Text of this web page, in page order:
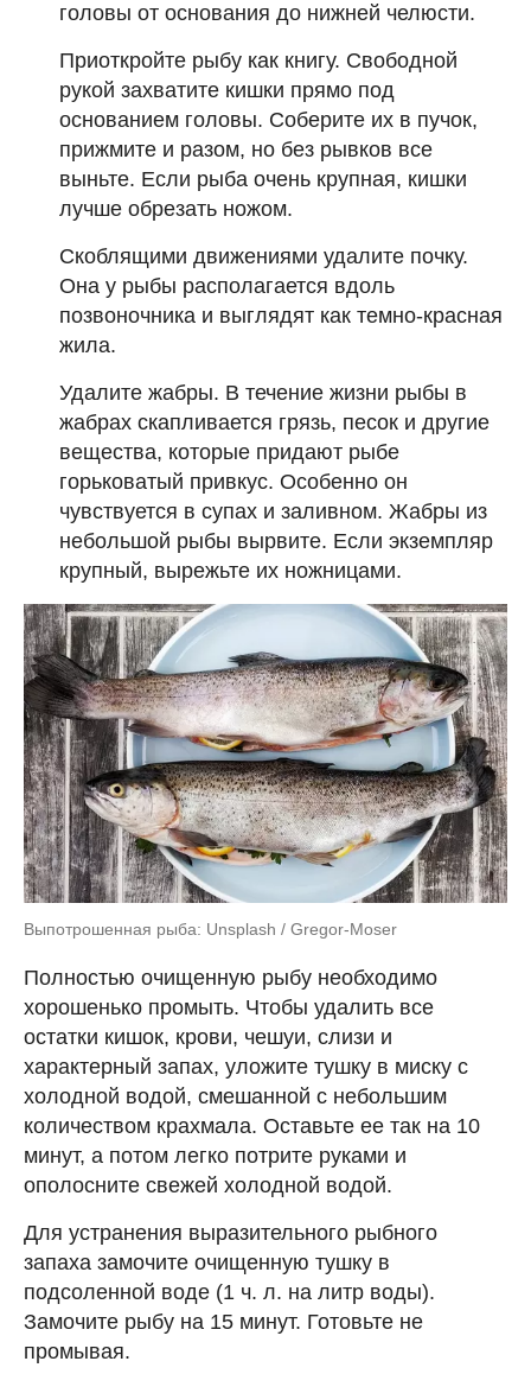
головы от основания до нижней челюсти.
Приоткройте рыбу как книгу. Свободной
рукой захватите кишки прямо под
основанием головы. Соберите их в пучок,
прижмите и разом, но без рывков все
выньте. Если рыба очень крупная, кишки
лучше обрезать ножом.
Скоблящими движениями удалите почку.
Она у рыбы располагается вдоль
позвоночника и выглядят как темно-красная
жила.
Удалите жабры. В течение жизни рыбы в
жабрах скапливается грязь, песок и другие
вещества, которые придают рыбе
горьковатый привкус. Особенно он
чувствуется в супах и заливном. Жабры из
небольшой рыбы вырвите. Если экземпляр
крупный, вырежьте их ножницами.
Выпотрошенная рыба: Unsplash / Gregor-Moser
Полностью очищенную рыбу необходимо
хорошенько промыть. Чтобы удалить все
остатки кишок, крови, чешуи, слизи и
характерный запах, уложите тушку в миску с
холодной водой, смешанной с небольшим
количеством крахмала. Оставьте ее так на 10
минут, а потом легко потрите руками и
ополосните свежей холодной водой.
Для устранения выразительного рыбного
запаха замочите очищенную тушку в
подсоленной воде (1 ч. л. на литр воды).
Замочите рыбу на 15 минут. Готовьте не
промывая.